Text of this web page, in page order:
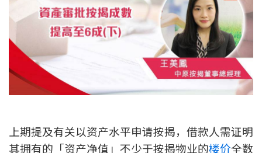
人才房贷・开户优惠
免费房贷转介服务
免费开户转介服务
私人贷款
新盘优越按揭优惠
上期提及有关以资产水平申请按揭，借款人需证明
其拥有的「资产净值」不少于按揭物业的楼价全数